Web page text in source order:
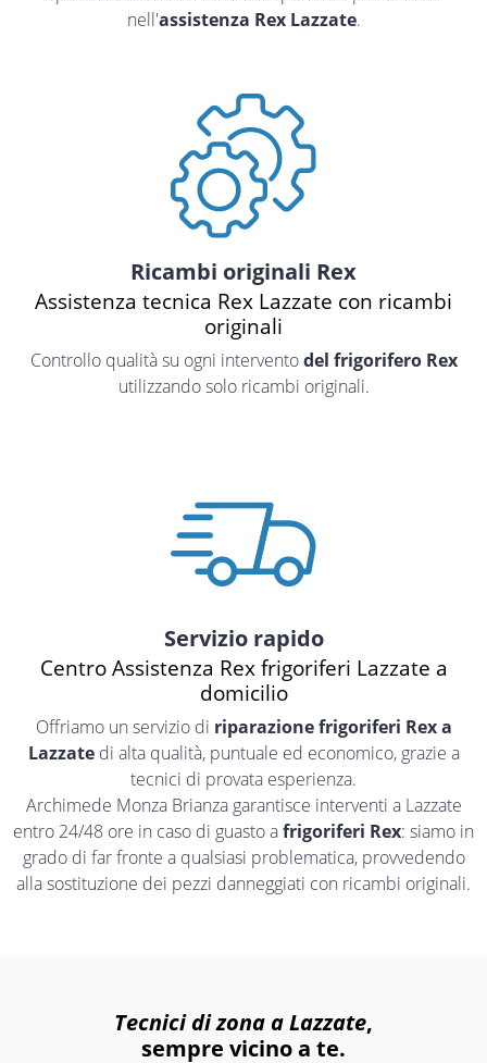
nell'assistenza Rex Lazzate.
Ricambi originali Rex
Assistenza tecnica Rex Lazzate con ricambi
originali
Controllo qualità su ogni interventodel frigorifero Rex
utilizzando solo ricambi originali.
Servizio rapido
Centro Assistenza Rex frigoriferi Lazzate a
domicilio
Offriamo un servizio di riparazione frigoriferi Rex a
Lazzatedi alta qualità, puntuale ed economico, grazie a
tecnici di provata esperienza.
Archimede Monza Brianza garantisce interventi a Lazzate
entro 24/48 ore in caso di guasto afrigoriferi Rex: siamo in
grado di far fronte a qualsiasi problematica, provvedendo
alla sostituzione dei pezzi danneggiati con ricambi originali.
Tecnici di zona a Lazzate,
sempre vicino a te.